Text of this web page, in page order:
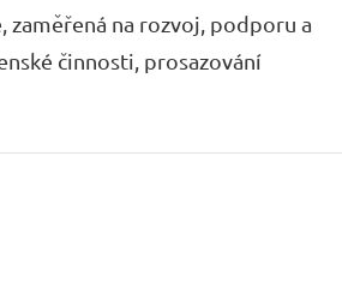
zaměřená na rozvoj, podporu a
činnosti, prosazování